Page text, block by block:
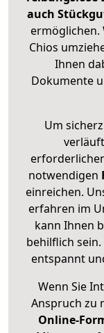
auch
ermöglichen.
Chios
Ihnen
Dokumente
Um
notwendigen
einreichen.
erfahren im
kann Ihnen
behilflich
entspannt
Wenn Sie
Anspruch zu
Online-